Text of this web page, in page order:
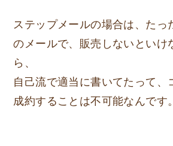
ステップメールの場合は、たっ
のメールで、販売しないといけ
ら、
自己流で適当に書いてたって、
成約することは不可能なんです。